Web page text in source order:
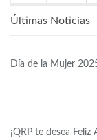
Últimas Noticias
Día de la Mujer
¡QRP te desea